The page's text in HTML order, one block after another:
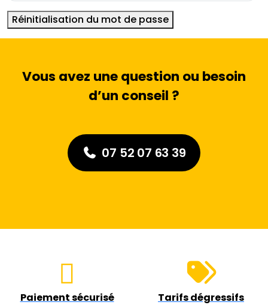
i
g
a
i
r
Réinitialisation du mot de passe
Vous avez une question ou besoin
d’un conseil ?
07 52 07 63 39
Paiement sécurisé Tarifs dégressifs